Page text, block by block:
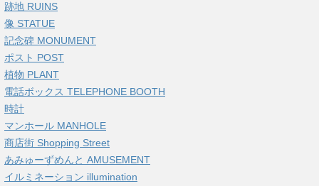
跡地 RUINS
像 STATUE
記念碑 MONUMENT
ポスト POST
植物 PLANT
電話ボックス TELEPHONE BOOTH
時計
マンホール MANHOLE
商店街 Shopping Street
あみゅーずめんと AMUSEMENT
イルミネーション illumination